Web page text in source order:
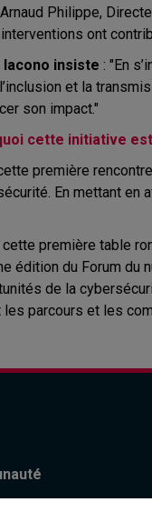
Arnaud Philippe,
ont
Iacono insiste : "En
et la
son impact."
cette initiative
première
En mettant en
première table
édition du Forum du
de la
les parcours et les